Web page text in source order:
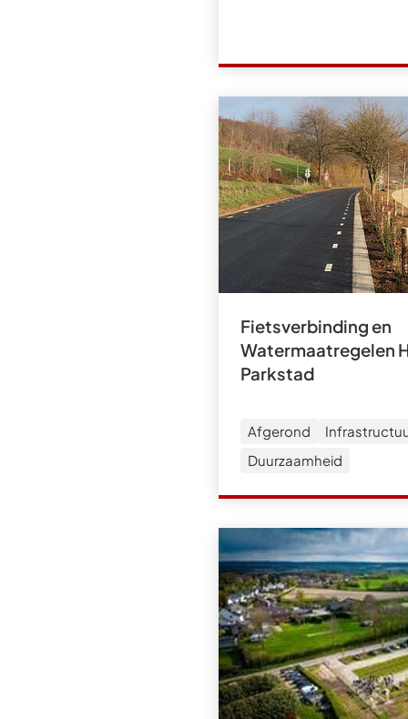
Fietsverbinding en
Watermaatregelen
Parkstad
Afgerond
Duurzaamheid